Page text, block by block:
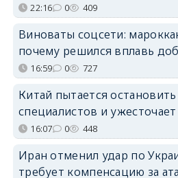
22:16 0 409
Виноваты соцсети:
почему решился вплавь
16:59 0 727
Китай пытается
специалистов и
16:07 0 448
Иран отменил удар по
требует компенсацию за